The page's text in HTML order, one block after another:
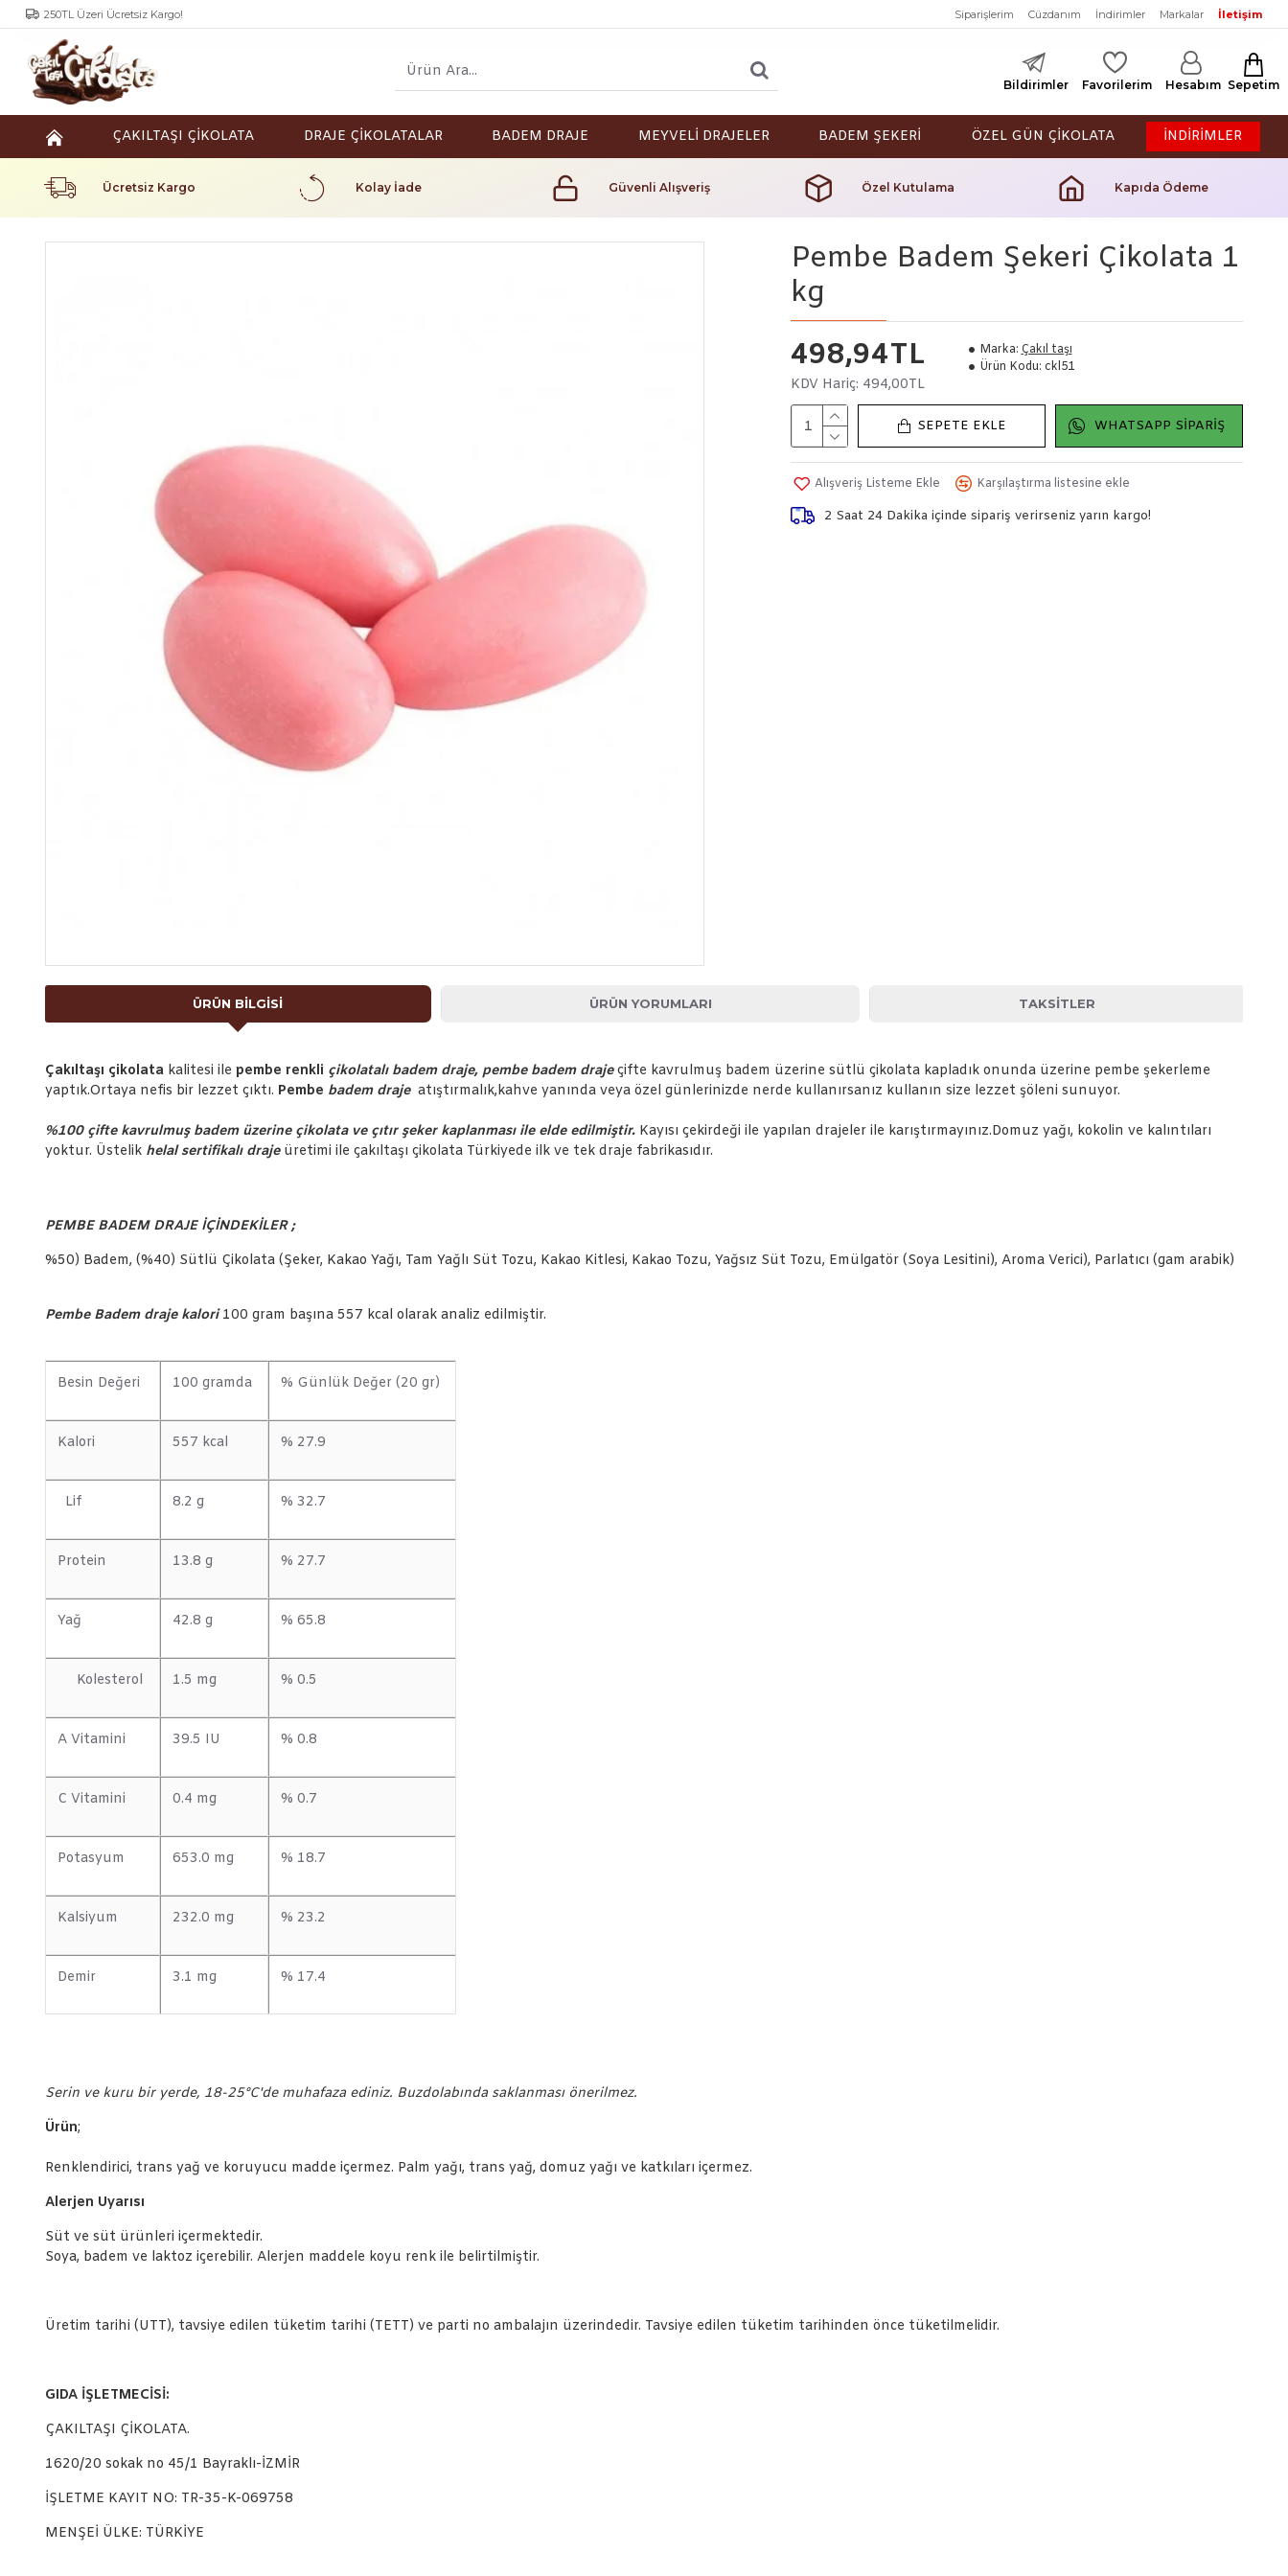
250TL Üzeri Ücretsiz Kargo! Siparişlerim Cüzdanım İndirimler Markalar İletişim
Bildirimler Favorilerim Hesabım Sepetim
ÇAKILTAŞI ÇİKOLATA DRAJE ÇİKOLATALAR BADEM DRAJE MEYVELİ DRAJELER BADEM ŞEKERİ ÖZEL GÜN ÇİKOLATA İNDİRİMLER
Ücretsiz Kargo Kolay İade Güvenli Alışveriş Özel Kutulama Kapıda Ödeme
Pembe Badem Şekeri Çikolata 1
kg
498,94TL
KDV Hariç: 494,00TL
Marka: Çakıl taşı
Ürün Kodu: ckl51
SEPETE EKLE WHATSAPP SIPARIŞ
Alışveriş Listeme Ekle Karşılaştırma listesine ekle
2 Saat 24 Dakika içinde sipariş verirseniz yarın kargo!
ÜRÜN BILGISI ÜRÜN YORUMLARI TAKSITLER
Çakıltaşı çikolata kalitesi ile pembe renkli çikolatalı badem draje, pembe badem drajeçifte kavrulmuş badem üzerine sütlü çikolata kapladık onunda üzerine pembe şekerleme
yaptık.Ortaya nefis bir lezzet çıktı. Pembe bademdraje atıştırmalık,kahve yanında veya özel günlerinizde nerde kullanırsanız kullanın size lezzet şöleni sunuyor.
%100 çifte kavrulmuş badem üzerine çikolata ve çıtır şeker kaplanması ile elde edilmiştir. Kayısı çekirdeği ile yapılan drajeler ile karıştırmayınız.Domuz yağı, kokolin ve kalıntıları
yoktur. Üstelik helal sertifikalı drajeüretimi ile çakıltaşı çikolata Türkiyede ilk ve tek draje fabrikasıdır.
PEMBE BADEM DRAJE İÇİNDEKİLER ;
%50) Badem, (%40) Sütlü Çikolata (Şeker, Kakao Yağı, Tam Yağlı Süt Tozu, Kakao Kitlesi, Kakao Tozu, Yağsız Süt Tozu, Emülgatör (Soya Lesitini), Aroma Verici), Parlatıcı (gam arabik)
Pembe Badem draje kalori100 gram başına 557 kcal olarak analiz edilmiştir.
Besin Değeri 100 gramda % Günlük Değer (20 gr)
Kalori 557 kcal % 27.9
Lif 8.2 g % 32.7
Protein 13.8 g % 27.7
Yağ 42.8 g % 65.8
Kolesterol 1.5 mg % 0.5
A Vitamini 39.5 IU % 0.8
C Vitamini 0.4 mg % 0.7
Potasyum 653.0 mg % 18.7
Kalsiyum 232.0 mg % 23.2
Demir 3.1 mg % 17.4
Serin ve kuru bir yerde, 18-25°C'de muhafaza ediniz. Buzdolabında saklanması önerilmez.
Ürün;
Renklendirici, trans yağ ve koruyucu madde içermez. Palm yağı, trans yağ, domuz yağı ve katkıları içermez.
Alerjen Uyarısı
Süt ve süt ürünleri içermektedir.
Soya, badem ve laktoz içerebilir. Alerjen maddele koyu renk ile belirtilmiştir.
Üretim tarihi (UTT), tavsiye edilen tüketim tarihi (TETT) ve parti no ambalajın üzerindedir. Tavsiye edilen tüketim tarihinden önce tüketilmelidir.
GIDA İŞLETMECİSİ:
ÇAKILTAŞI ÇİKOLATA.
1620/20 sokak no 45/1 Bayraklı-İZMİR
İŞLETME KAYIT NO: TR-35-K-069758
MENŞEİ ÜLKE: TÜRKİYE